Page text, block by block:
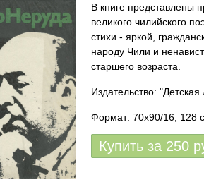
В книге представлены
великого чилийского
стихи - яркой,
народу Чили и
старшего возраста.
Издательство: "Детская
Формат: 70x90/16, 128
Купить за 250